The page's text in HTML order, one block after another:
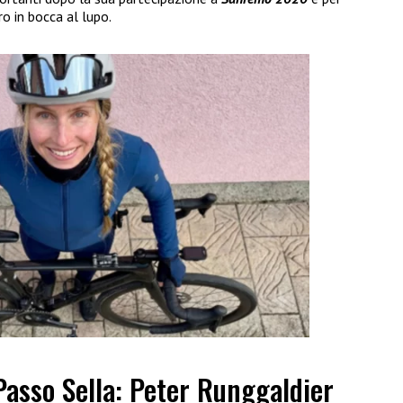
in bocca al lupo.
Sella: Peter Runggaldier